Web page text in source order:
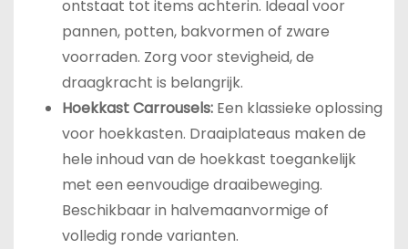
ontstaat tot items achterin. Ideaal voor
pannen, potten, bakvormen of zware
voorraden. Zorg voor stevigheid, de
draagkracht is belangrijk.
Hoekkast Carrousels:Een klassieke oplossing
voor hoekkasten. Draaiplateaus maken de
hele inhoud van de hoekkast toegankelijk
met een eenvoudige draaibeweging.
Beschikbaar in halvemaanvormige of
volledig ronde varianten.